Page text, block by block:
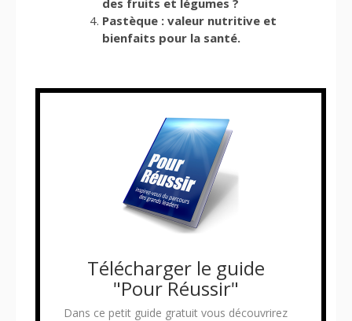
des fruits et légumes ?
Pastèque : valeur nutritive et
bienfaits pour la santé.
Télécharger le guide
"Pour Réussir"
Dans ce petit guide gratuit vous découvrirez